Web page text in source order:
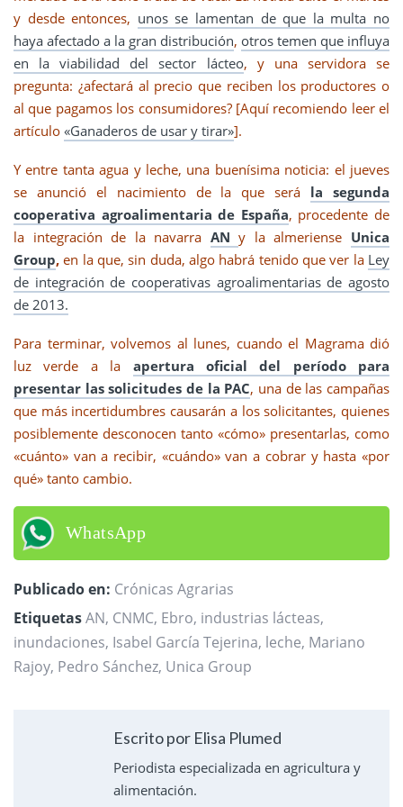
y desde entonces, unos se lamentan de que la multa no
haya afectado a la gran distribución, otros temen que influya
en la viabilidad del sector lácteo, y una servidora se
pregunta: ¿afectará al precio que reciben los productores o
al que pagamos los consumidores? [Aquí recomiendo leer el
artículo «Ganaderos de usar y tirar»].
Y entre tanta agua y leche, una buenísima noticia: el jueves
se anunció el nacimiento de la que será la segunda
cooperativa agroalimentaria de España, procedente de
la integración de la navarra AN y la almeriense Unica
Group,en la que, sin duda, algo habrá tenido que ver la Ley
de integración de cooperativas agroalimentarias de agosto
de 2013.
Para terminar, volvemos al lunes, cuando el Magrama dió
luz verde a la apertura oficial del período para
presentar las solicitudes de la PAC, una de las campañas
que más incertidumbres causarán a los solicitantes, quienes
posiblemente desconocen tanto «cómo» presentarlas, como
«cuánto» van a recibir, «cuándo» van a cobrar y hasta «por
qué» tanto cambio.
WhatsApp
Publicado en: Crónicas Agrarias
EtiquetasAN, CNMC, Ebro, industrias lácteas,
inundaciones, Isabel García Tejerina, leche, Mariano
Rajoy, Pedro Sánchez, Unica Group
Escrito por Elisa Plumed
Periodista especializada en agricultura y
alimentación.